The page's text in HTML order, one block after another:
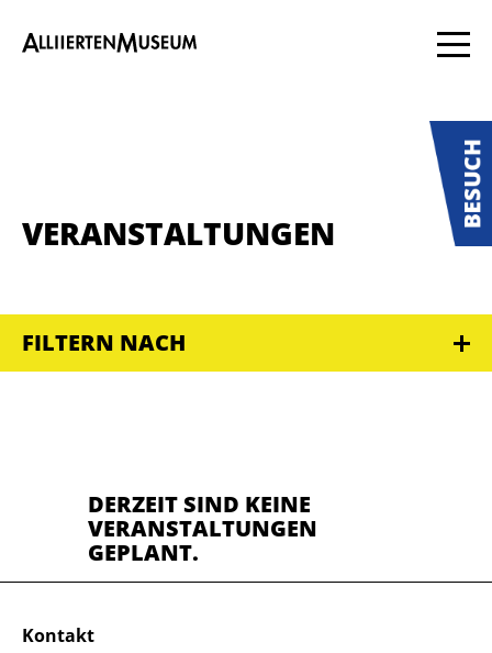
VERANSTALTUNGEN
FILTERN NACH
DERZEIT SIND KEINE
VERANSTALTUNGEN
GEPLANT.
Kontakt